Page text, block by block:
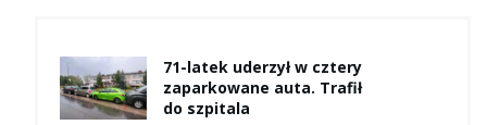
71-latek uderzył w cztery
zaparkowane auta. Trafił
do szpitala